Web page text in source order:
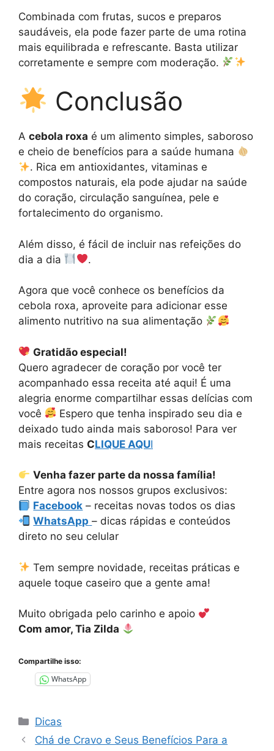
Combinada com frutas, sucos e preparos
saudáveis, ela pode fazer parte de uma rotina
mais equilibrada e refrescante. Basta utilizar
corretamente e sempre com moderação.
Conclusão
A cebola roxa é um alimento simples, saboroso
e cheio de benefícios para a saúde humana
. Rica em antioxidantes, vitaminas e
compostos naturais, ela pode ajudar na saúde
do coração, circulação sanguínea, pele e
fortalecimento do organismo.
Além disso, é fácil de incluir nas refeições do
dia a dia
.
Agora que você conhece os benefícios da
cebola roxa, aproveite para adicionar esse
alimento nutritivo na sua alimentação
Gratidão especial!
Quero agradecer de coração por você ter
acompanhado essa receita até aqui! É uma
alegria enorme compartilhar essas delícias com
você
Espero que tenha inspirado seu dia e
deixado tudo ainda mais saboroso! Para ver
mais receitas CLIQUE AQUI
Venha fazer parte da nossa família!
Entre agora nos nossos grupos exclusivos:
Facebook – receitas novas todos os dias
WhatsApp – dicas rápidas e conteúdos
direto no seu celular
Tem sempre novidade, receitas práticas e
aquele toque caseiro que a gente ama!
Muito obrigada pelo carinho e apoio
Com amor, Tia Zilda
Compartilhe isso:
WhatsApp
Categorias
Dicas
Chá de Cravo e Seus Benefícios Para a